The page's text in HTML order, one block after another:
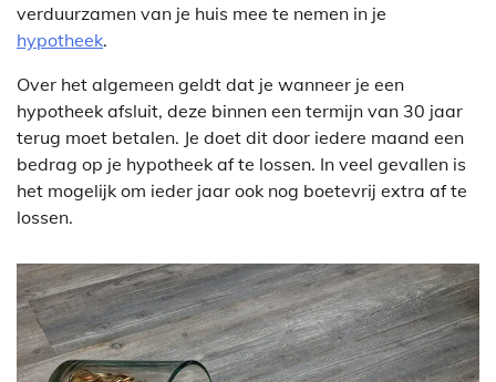
verduurzamen van je huis mee te nemen in je
hypotheek.
Over het algemeen geldt dat je wanneer je een
hypotheek afsluit, deze binnen een termijn van 30 jaar
terug moet betalen. Je doet dit door iedere maand een
bedrag op je hypotheek af te lossen. In veel gevallen is
het mogelijk om ieder jaar ook nog boetevrij extra af te
lossen.